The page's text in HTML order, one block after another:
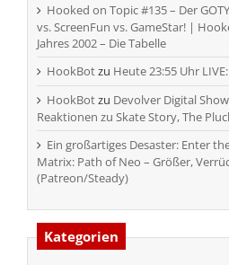
Hooked on Topic #135 – Der
vs. ScreenFun vs. GameStar! |
Jahres 2002 – Die Tabelle
HookBotzu Heute 23:55 Uhr
HookBotzu Devolver Digital
Reaktionen zu Skate Story, The
Ein großartiges Desaster: Enter
Matrix: Path of Neo – Größer,
(Patreon/Steady)
Kategorien